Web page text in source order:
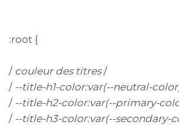
:root {
/ couleur des titres/
/ --title-h1-color:var(--neutral-
/ --title-h2-color:var(--primary-
/ --title-h3-color:var(--secondary-